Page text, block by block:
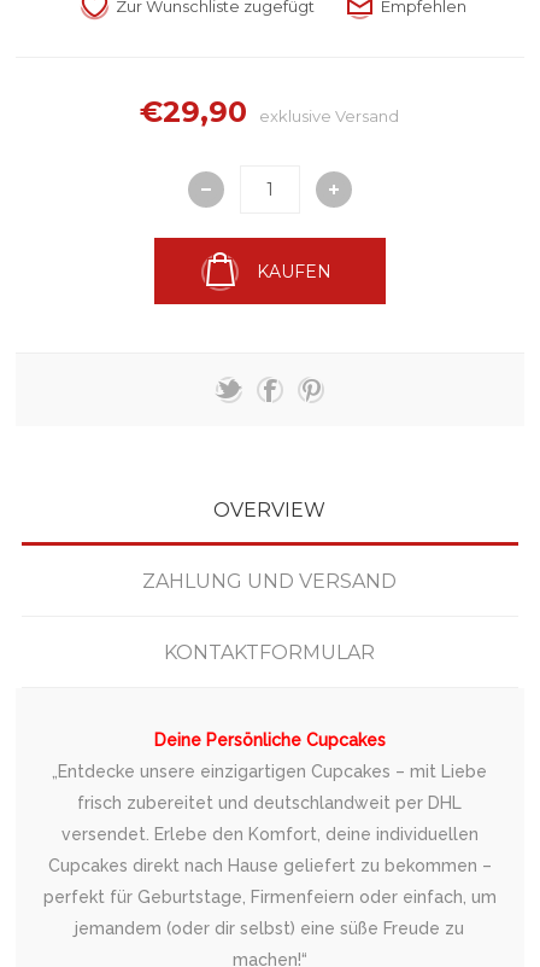
€29,90 exklusiveVersand
KAUFEN
OVERVIEW
ZAHLUNG UND VERSAND
KONTAKTFORMULAR
Deine Persönliche Cupcakes
„Entdecke unsere einzigartigen Cupcakes – mit Liebe
frisch zubereitet und deutschlandweit per DHL
versendet. Erlebe den Komfort, deine individuellen
Cupcakes direkt nach Hause geliefert zu bekommen –
perfekt für Geburtstage, Firmenfeiern oder einfach, um
jemandem (oder dir selbst) eine süße Freude zu
machen!“